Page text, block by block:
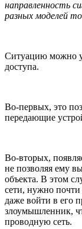
направленность
разных моделей
Ситуацию можно
доступа.
Во-первых, это
передающие
Во-вторых,
не позволяя ему
объекта. В этом
сети, нужно
даже войти в его
злоумышленник,
проводную сеть.